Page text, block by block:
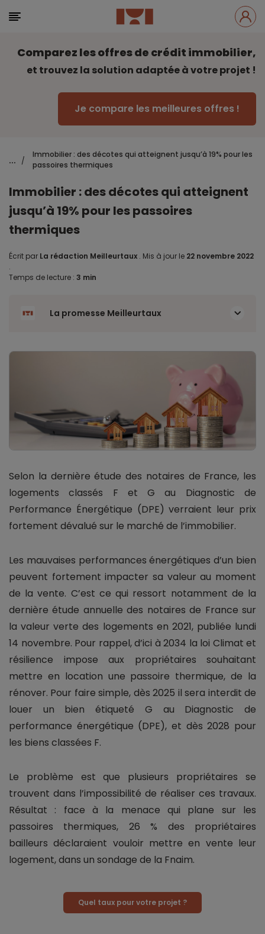
Comparez les offres de crédit immobilier,
et trouvez la solution adaptée à votre projet !
Je compare les meilleures offres !
... /
Immobilier : des décotes qui atteignent jusqu’à 19% pour les
passoires thermiques
Immobilier : des décotes qui atteignent
jusqu’à 19% pour les passoires
thermiques
Écrit par La rédaction Meilleurtaux . Mis à jour le 22 novembre 2022
.
Temps de lecture : 3 min
La promesse Meilleurtaux
Selon la dernière étude des notaires de France, les
logements classés F et G au Diagnostic de
Performance Énergétique (DPE) verraient leur prix
fortement dévalué sur le marché de l’immobilier.
Les mauvaises performances énergétiques d’un bien
peuvent fortement impacter sa valeur au moment
de la vente. C’est ce qui ressort notamment de la
dernière étude annuelle des notaires de France sur
la valeur verte des logements en 2021, publiée lundi
14 novembre. Pour rappel, d’ici à 2034 la loi Climat et
résilience impose aux propriétaires souhaitant
mettre en location une passoire thermique, de la
rénover. Pour faire simple, dès 2025 il sera interdit de
louer un bien étiqueté G au Diagnostic de
performance énergétique (DPE), et dès 2028 pour
les biens classées F.
Le problème est que plusieurs propriétaires se
trouvent dans l’impossibilité de réaliser ces travaux.
Résultat : face à la menace qui plane sur les
passoires thermiques, 26 % des propriétaires
bailleurs déclaraient vouloir mettre en vente leur
logement, dans un sondage de la Fnaim.
Quel taux pour votre projet ?